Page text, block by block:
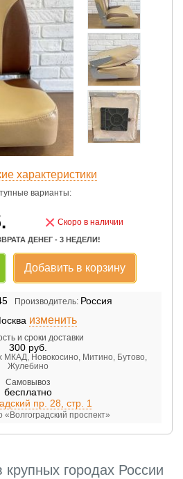
характеристики
варианты:
× Скоро в наличии
ДЕНЕГ - 3 НЕДЕЛИ!
Добавить в корзину
Производитель: Россия
изменить
и сроки доставки
300руб.
МКАД, Новокосино, Митино, Бутово,
Жулебино
Самовывоз
бесплатно
пр. 28, стр. 1
проспект»
городах России